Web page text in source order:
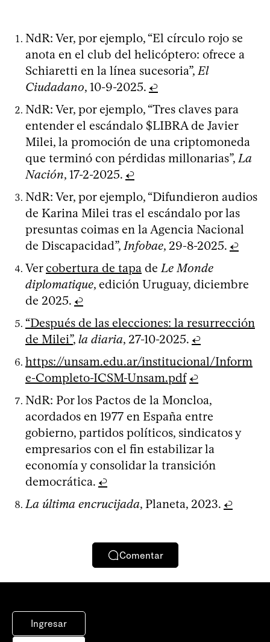
NdR: Ver, por ejemplo, “El círculo rojo se
anota en el club del helicóptero: ofrece a
Schiaretti en la línea sucesoria”,El
Ciudadano, 10-9-2025. ↩
NdR: Ver, por ejemplo, “Tres claves para
entender el escándalo $LIBRA de Javier
Milei, la promoción de una criptomoneda
que terminó con pérdidas millonarias”,La
Nación, 17-2-2025. ↩
NdR: Ver, por ejemplo, “Difundieron audios
de Karina Milei tras el escándalo por las
presuntas coimas en la Agencia Nacional
de Discapacidad”,Infobae, 29-8-2025. ↩
Vercobertura de tapa deLe Monde
diplomatique, edición Uruguay, diciembre
de 2025. ↩
“Después de las elecciones: la resurrección
de Milei”, la diaria, 27-10-2025. ↩
https://unsam.edu.ar/institucional/Inform
e-Completo-ICSM-Unsam.pdf ↩
NdR: Por los Pactos de la Moncloa,
acordados en 1977 en España entre
gobierno, partidos políticos, sindicatos y
empresarios con el fin estabilizar la
economía y consolidar la transición
democrática. ↩
La última encrucijada, Planeta, 2023. ↩
Comentar
Ingresar